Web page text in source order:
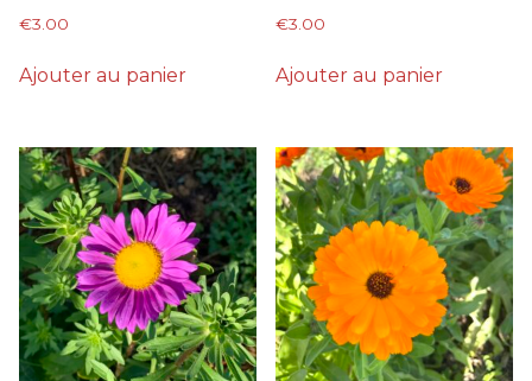
€3.00
Ajouter au panier
€3.00
Ajouter au panier